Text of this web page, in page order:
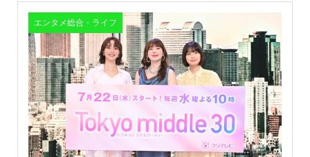
エンタメ総合・ライフ